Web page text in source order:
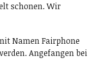
schonen. Wir
Namen Fairphone
Angefangen bei